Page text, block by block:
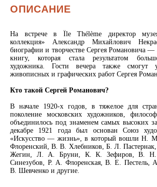
ОПИСАНИЕ
На встрече в Île Thélème директор музея
коллекция» Александр Михайлович
биографии и творчестве Сергея Романовича —
книгу, которая стала результатом
художника. Гости вечера также смогут
живописных и графических работ Сергея
Кто такой Сергей Романович?
В начале 1920-х годов, в тяжелое для
поколение московских художников,
объединилось под знаменем самых высоких
декабре 1921 года был основан Союз
«Искусство — жизнь», в который вошли Н.
Флоренский, В. В. Хлебников, Б. Л.
Жегин, Л. А. Бруни, К. К. Зефиров, В.
Синезубов, Р. А. Флоренская, В. Е.
В. Шевченко и другие.